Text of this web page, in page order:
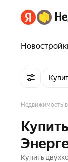
Недвижимость
Купить